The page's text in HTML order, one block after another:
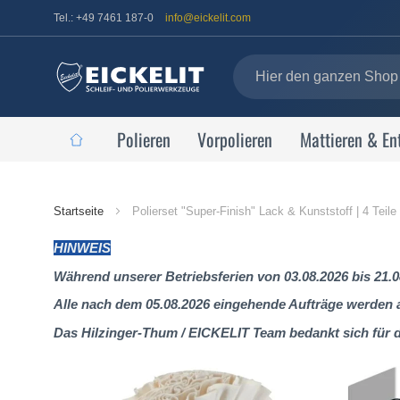
Tel.: +49 7461 187-0 info@eickelit.com
Polieren Vorpolieren Mattieren &
Startseite Polierset "Super-Finish" Lack & Kunststoff | 4
HINWEIS
Während unserer Betriebsferien von 03.08.2026 bis
Alle nach dem 05.08.2026 eingehende Aufträge
Das Hilzinger-Thum / EICKELIT Team bedankt sich für